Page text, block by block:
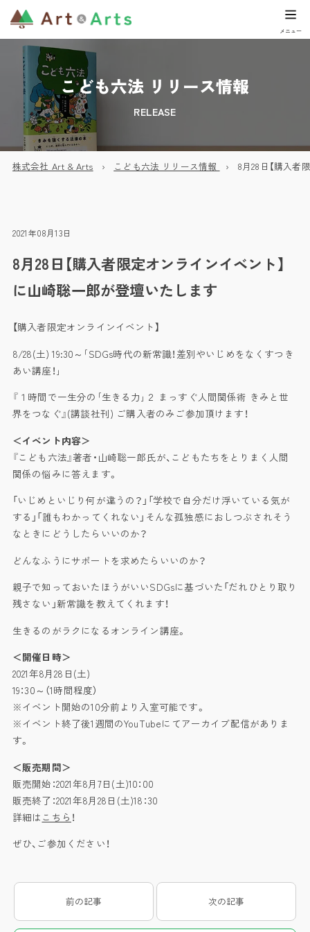
こども六法 リリース情報
RELEASE
株式会社 Art & Arts こども六法 リリース情報 8月28日【購入者
2021年08月13日
8月28日【購入者限定オンラインイベント】
に山崎聡一郎が登壇いたします
【購入者限定オンラインイベント】
8/28(土) 19:30～｢SDGs時代の新常識！差別やいじめをなくすつき
あい講座！｣
『１時間で一生分の｢生きる力｣２ まっすぐ人間関係術 きみと世
界をつなぐ』(講談社刊) ご購入者のみご参加頂けます！
＜イベント内容＞
『こども六法』著者・山崎聡一郎氏が、こどもたちをとりまく人間
関係の悩みに答えます。
「いじめといじり何が違うの？」「学校で自分だけ浮いている気が
する」「誰もわかってくれない」そんな孤独感におしつぶされそう
なときにどうしたらいいのか？
どんなふうにサポートを求めたらいいのか？
親子で知っておいたほうがいいSDGsに基づいた「だれひとり取り
残さない」新常識を教えてくれます！
生きるのがラクになるオンライン講座。
＜開催日時＞
2021年8月28日(土)
19：30～（1時間程度）
※イベント開始の10分前より入室可能です。
※イベント終了後1週間のYouTubeにてアーカイブ配信がありま
す。
＜販売期間＞
販売開始：2021年8月7日(土)10：00
販売終了：2021年8月28日(土)18：30
詳細は こちら ！
ぜひ、ご参加ください！
前の記事 次の記事